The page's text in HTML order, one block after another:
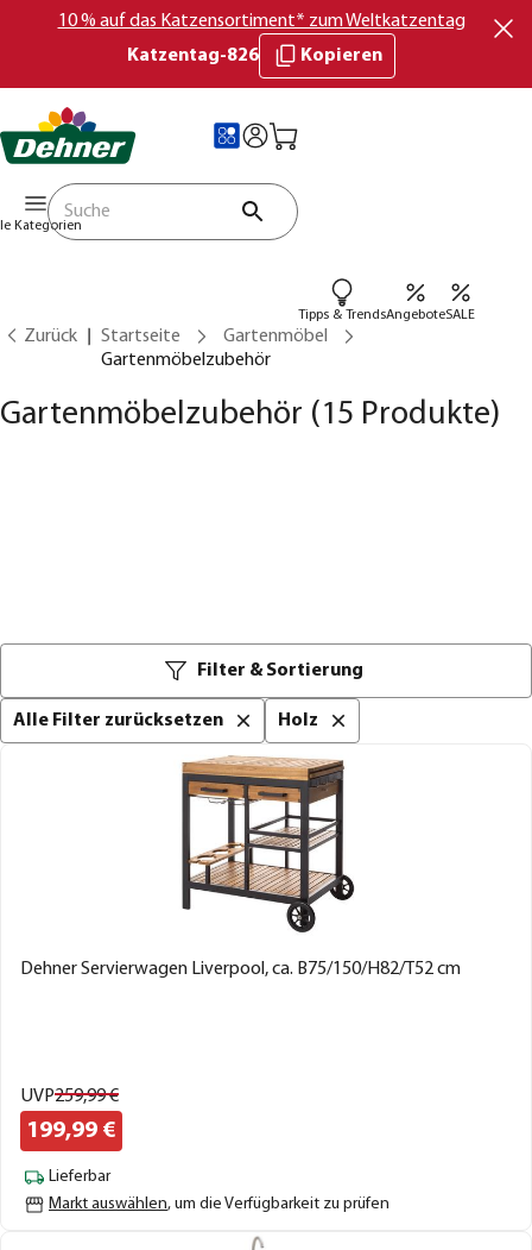
10 % auf das Katzensortiment* zum Weltkatzentag
Katzentag-826
Kopieren
Kategorien
Tipps & TrendsAngeboteSALE
Zurück Startseite
Gartenmöbel
Gartenmöbelzubehör
Gartenmöbelzubehör (15 Produkte)
Filter & Sortierung
Alle Filter zurücksetzen Holz
Dehner Servierwagen Liverpool, ca. B75/150/H82/T52 cm
UVP259,99€
199,99 €
Lieferbar
Markt auswählen, um die Verfügbarkeit zu prüfen